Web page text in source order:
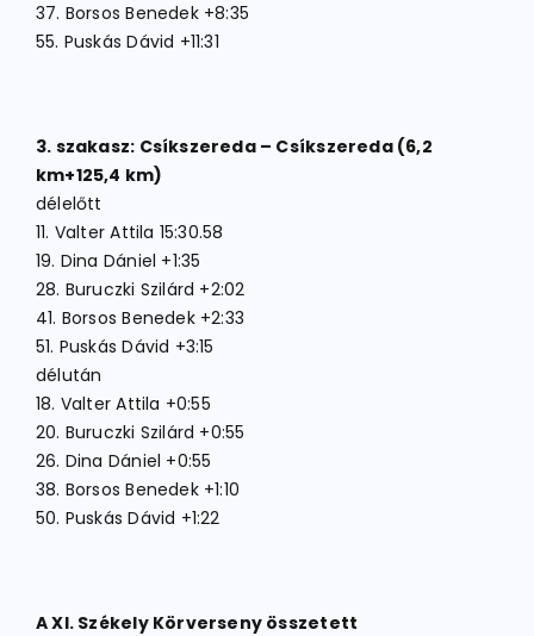
37. Borsos Benedek +8:35
55. Puskás Dávid +11:31
3. szakasz: Csíkszereda – Csíkszereda (6,2
km+125,4 km)
délelőtt
11. Valter Attila 15:30.58
19. Dina Dániel +1:35
28. Buruczki Szilárd +2:02
41. Borsos Benedek +2:33
51. Puskás Dávid +3:15
délután
18. Valter Attila +0:55
20. Buruczki Szilárd +0:55
26. Dina Dániel +0:55
38. Borsos Benedek +1:10
50. Puskás Dávid +1:22
A XI. Székely Körverseny összetett